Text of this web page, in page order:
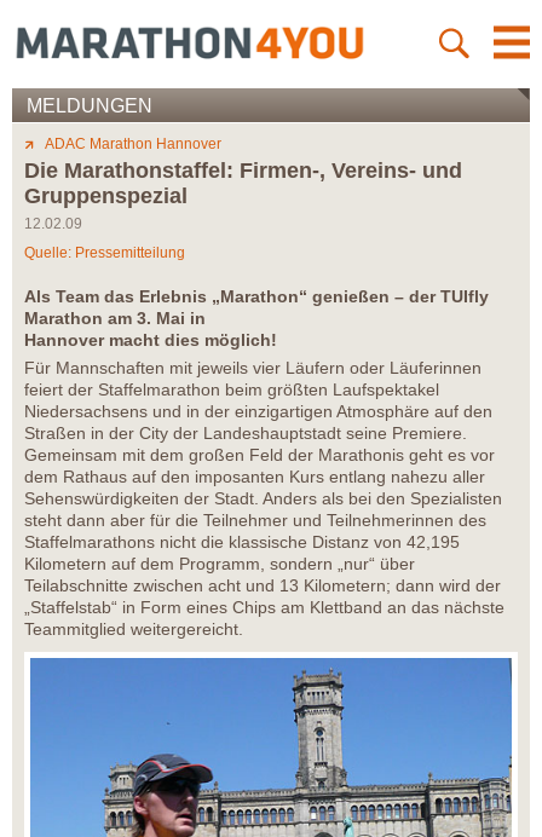
MELDUNGEN
ADAC Marathon Hannover
Die Marathonstaffel: Firmen-, Vereins- und
Gruppenspezial
12.02.09
Quelle: Pressemitteilung
Als Team das Erlebnis „Marathon“ genießen – der TUIfly
Marathon am 3. Mai in
Hannover macht dies möglich!
Für Mannschaften mit jeweils vier Läufern oder Läuferinnen
feiert der Staffelmarathon beim größten Laufspektakel
Niedersachsens und in der einzigartigen Atmosphäre auf den
Straßen in der City der Landeshauptstadt seine Premiere.
Gemeinsam mit dem großen Feld der Marathonis geht es vor
dem Rathaus auf den imposanten Kurs entlang nahezu aller
Sehenswürdigkeiten der Stadt. Anders als bei den Spezialisten
steht dann aber für die Teilnehmer und Teilnehmerinnen des
Staffelmarathons nicht die klassische Distanz von 42,195
Kilometern auf dem Programm, sondern „nur“ über
Teilabschnitte zwischen acht und 13 Kilometern; dann wird der
„Staffelstab“ in Form eines Chips am Klettband an das nächste
Teammitglied weitergereicht.